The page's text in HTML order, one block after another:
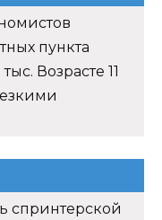
пункта
Возрасте 11
спринтерской